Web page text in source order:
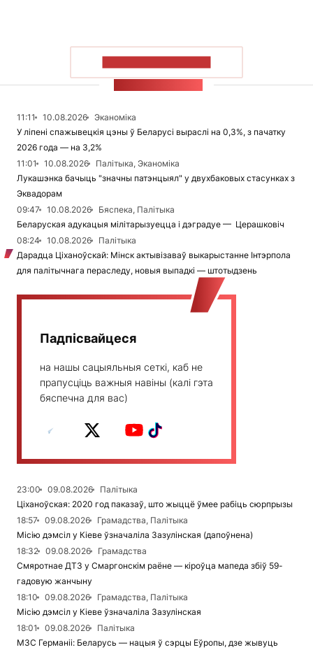
11:11 10.08.2026
Эканоміка
У ліпені спажывецкія цэны ў Беларусі выраслі на 0,3%, з пачатку
2026 года — на 3,2%
11:01
10.08.2026
Палітыка, Эканоміка
Лукашэнка бачыць "значны патэнцыял" у двухбаковых стасунках з
Эквадорам
09:47
10.08.2026
Бяспека, Палітыка
Беларуская адукацыя мілітарызуецца і дэградуе — Церашковіч
08:24
10.08.2026
Палітыка
Дарадца Ціханоўскай: Мінск актывізаваў выкарыстанне Інтэрпола
для палітычнага пераследу, новыя выпадкі — штотыдзень
Падпісвайцеся
на нашы сацыяльныя сеткі, каб не
прапусціць важныя навіны (калі гэта
бяспечна для вас)
23:00 09.08.2026
Палітыка
Ціханоўская: 2020 год паказаў, што жыццё ўмее рабіць сюрпрызы
18:57
09.08.2026
Грамадства, Палітыка
Місію дэмсіл у Кіеве ўзначаліла Зазулінская (дапоўнена)
18:32
09.08.2026
Грамадства
Смяротнае ДТЗ у Смаргонскім раёне — кіроўца мапеда збіў 59-
гадовую жанчыну
18:10
09.08.2026
Грамадства, Палітыка
Місію дэмсіл у Кіеве ўзначаліла Зазулінская
18:01
09.08.2026
Палітыка
МЗС Германіі: Беларусь — нацыя ў сэрцы Еўропы, дзе жывуць